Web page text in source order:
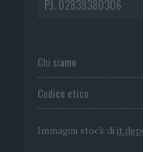
P.I. 02839380306
Chi siamo
Codice etico
Immagini stock di